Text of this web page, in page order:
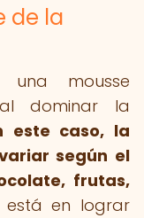
de la
mousse
dominar la
este caso, la
según el
frutas,
está en lograr